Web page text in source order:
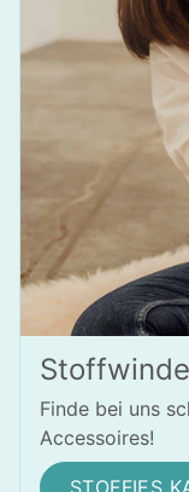
Finde bei uns
Accessoires!
STOFFIES